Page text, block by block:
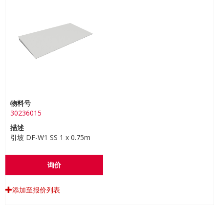
物料号
30236015
描述
引坡 DF-W1 SS 1 x 0.75m
询价
添加至报价列表